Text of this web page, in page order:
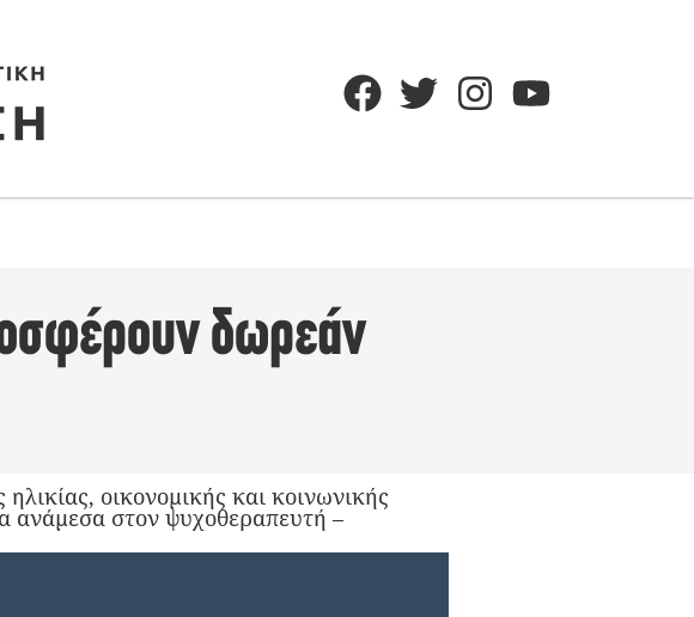
δωρεάν
οικονομικής και κοινωνικής
ανάμεσα στον ψυχοθεραπευτή –